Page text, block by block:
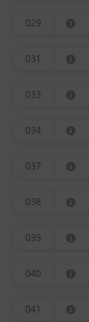
029
031
033
034
037
038
039
040
041